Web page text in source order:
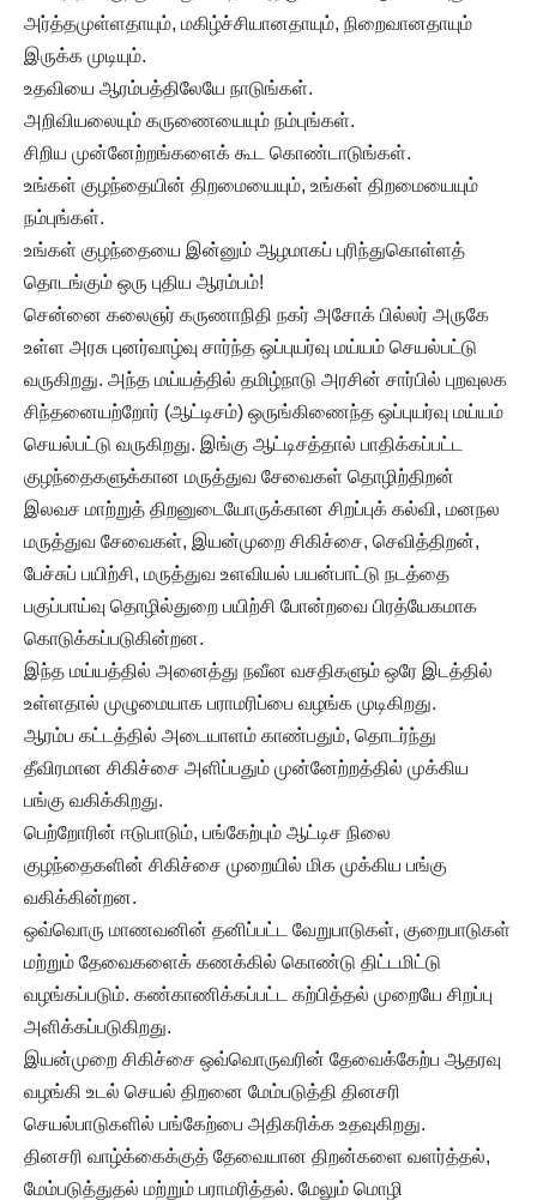
அர்த்தமுள்ளதாயும், மகிழ்ச்சியானதாயும், நிறைவானதாயும்
இருக்க முடியும்.
உதவியை ஆரம்பத்திலேயே நாடுங்கள்.
அறிவியலையும் கருணையையும் நம்புங்கள்.
சிறிய முன்னேற்றங்களைக் கூட கொண்டாடுங்கள்.
உங்கள் குழந்தையின் திறமையையும், உங்கள் திறமையையும்
நம்புங்கள்.
உங்கள் குழந்தையை இன்னும் ஆழமாகப் புரிந்துகொள்ளத்
தொடங்கும் ஒரு புதிய ஆரம்பம்!
சென்னை கலைஞர் கருணாநிதி நகர் அசோக் பில்லர் அருகே
உள்ள அரசு புனர்வாழ்வு சார்ந்த ஒப்புயர்வு மய்யம் செயல்பட்டு
வருகிறது. அந்த மய்யத்தில் தமிழ்நாடு அரசின் சார்பில் புறவுலக
சிந்தனையற்றோர் (ஆட்டிசம்) ஒருங்கிணைந்த ஒப்புயர்வு மய்யம்
செயல்பட்டு வருகிறது. இங்கு ஆட்டிசத்தால் பாதிக்கப்பட்ட
குழந்தைகளுக்கான மருத்துவ சேவைகள் தொழிற்திறன்
இலவச மாற்றுத் திறனுடையோருக்கான சிறப்புக் கல்வி, மனநல
மருத்துவ சேவைகள், இயன்முறை சிகிச்சை, செவித்திறன்,
பேச்சுப் பயிற்சி, மருத்துவ உளவியல் பயன்பாட்டு நடத்தை
பகுப்பாய்வு தொழில்துறை பயிற்சி போன்றவை பிரத்யேகமாக
கொடுக்கப்படுகின்றன.
இந்த மய்யத்தில் அனைத்து நவீன வசதிகளும் ஒரே இடத்தில்
உள்ளதால் முழுமையாக பராமரிப்பை வழங்க முடிகிறது.
ஆரம்ப கட்டத்தில் அடையாளம் காண்பதும், தொடர்ந்து
தீவிரமான சிகிச்சை அளிப்பதும் முன்னேற்றத்தில் முக்கிய
பங்கு வகிக்கிறது.
பெற்றோரின் ஈடுபாடும், பங்கேற்பும் ஆட்டிச நிலை
குழந்தைகளின் சிகிச்சை முறையில் மிக முக்கிய பங்கு
வகிக்கின்றன.
ஒவ்வொரு மாணவனின் தனிப்பட்ட வேறுபாடுகள், குறைபாடுகள்
மற்றும் தேவைகளைக் கணக்கில் கொண்டு திட்டமிட்டு
வழங்கப்படும். கண்காணிக்கப்பட்ட கற்பித்தல் முறையே சிறப்பு
அளிக்கப்படுகிறது.
இயன்முறை சிகிச்சை ஒவ்வொருவரின் தேவைக்கேற்ப ஆதரவு
வழங்கி உடல் செயல் திறனை மேம்படுத்தி தினசரி
செயல்பாடுகளில் பங்கேற்பை அதிகரிக்க உதவுகிறது.
தினசரி வாழ்க்கைக்குத் தேவையான திறன்களை வளர்த்தல்,
மேம்படுத்துதல் மற்றும் பராமரித்தல். மேலும் மொழி